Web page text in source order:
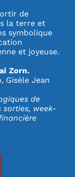
de
la terre et
symbolique
et joyeuse.
Zorn.
Gisèle Jean
de
sorties, week-